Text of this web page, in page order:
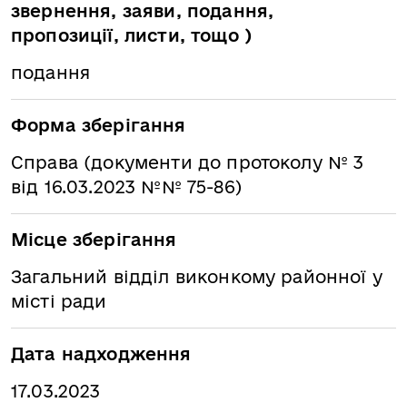
звернення, заяви, подання,
пропозиції, листи, тощо )
подання
Форма зберігання
Справа (документи до протоколу № 3
від 16.03.2023 №№ 75-86)
Місце зберігання
Загальний відділ виконкому районної у
місті ради
Дата надходження
17.03.2023